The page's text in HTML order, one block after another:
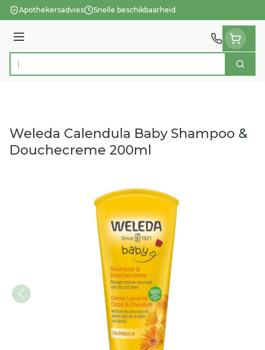
Ga naar de inhoud
Apothekersadvies Snelle beschikbaarheid
Menu
Product, merk, categorie... Zoek
Weleda Calendula Baby Shampoo &
Douchecreme 200ml